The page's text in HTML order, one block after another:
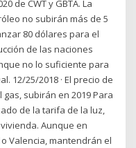
de CWT y GBTA. La
no subirán más de 5
80 dólares para el
de las naciones
no lo suficiente para
12/25/2018 · El precio de
subirán en 2019 Para
de la tarifa de la luz,
Aunque en
Valencia, mantendrán el